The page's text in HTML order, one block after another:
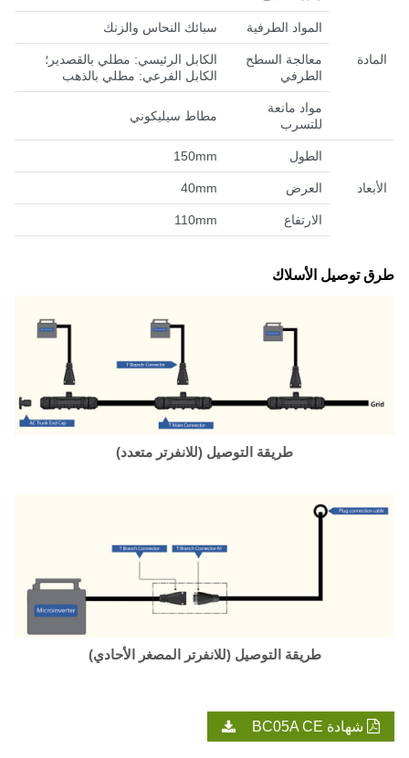
المادة
المواد الطرفية سبائك النحاس والزنك
معالجة السطح
الطرفي
الكابل الرئيسي: مطلي بالقصدير؛
الكابل الفرعي: مطلي بالذهب
مواد مانعة
للتسرب
مطاط سيليكوني
الأبعاد
الطول 150mm
العرض 40mm
الارتفاع 110mm
طرق توصيل الأسلاك
طريقة التوصيل (للانفرتر متعدد)
طريقة التوصيل (للانفرتر المصغر الأحادي)
شهادة BC05A CE